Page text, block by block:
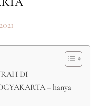
DI
– hanya